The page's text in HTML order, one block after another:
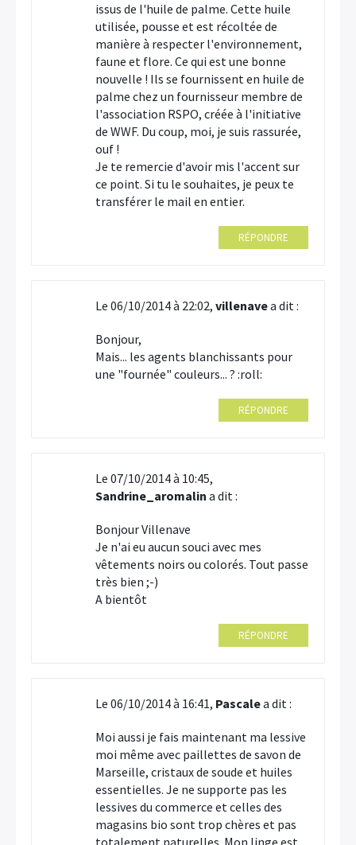
issus de l'huile de palme. Cette huile
utilisée, pousse et est récoltée de
manière à respecter l'environnement,
faune et flore. Ce qui est une bonne
nouvelle ! Ils se fournissent en huile de
palme chez un fournisseur membre de
l'association RSPO, créée à l'initiative
de WWF. Du coup, moi, je suis rassurée,
ouf !
Je te remercie d'avoir mis l'accent sur
ce point. Si tu le souhaites, je peux te
transférer le mail en entier.
RÉPONDRE
Le 06/10/2014 à 22:02, villenavea dit :
Bonjour,
Mais... les agents blanchissants pour
une "fournée" couleurs... ? :roll:
RÉPONDRE
Le 07/10/2014 à 10:45,
Sandrine_aromalin a dit :
Bonjour Villenave
Je n'ai eu aucun souci avec mes
vêtements noirs ou colorés. Tout passe
très bien ;-)
A bientôt
RÉPONDRE
Le 06/10/2014 à 16:41, Pascalea dit :
Moi aussi je fais maintenant ma lessive
moi même avec paillettes de savon de
Marseille, cristaux de soude et huiles
essentielles. Je ne supporte pas les
lessives du commerce et celles des
magasins bio sont trop chères et pas
totalement naturelles. Mon linge est